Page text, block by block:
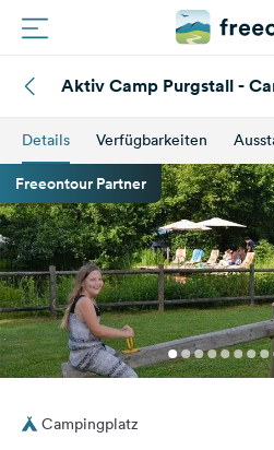
Plätze
Magazin
Partner
Registrieren
Einloggen
Aktiv Camp Purgstall -
Details Verfügbarkeiten
Freeontour Partner
Campingplatz